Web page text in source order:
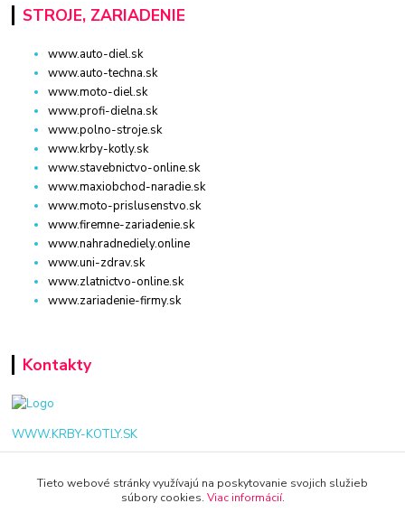
STROJE, ZARIADENIE
www.auto-diel.sk
www.auto-techna.sk
www.moto-diel.sk
www.profi-dielna.sk
www.polno-stroje.sk
www.krby-kotly.sk
www.stavebnictvo-online.sk
www.maxiobchod-naradie.sk
www.moto-prislusenstvo.sk
www.firemne-zariadenie.sk
www.nahradnediely.online
www.uni-zdrav.sk
www.zlatnictvo-online.sk
www.zariadenie-firmy.sk
Kontakty
WWW.KRBY-KOTLY.SK
Tieto webové stránky využívajú na poskytovanie svojich služieb
súbory cookies. Viac informácií.